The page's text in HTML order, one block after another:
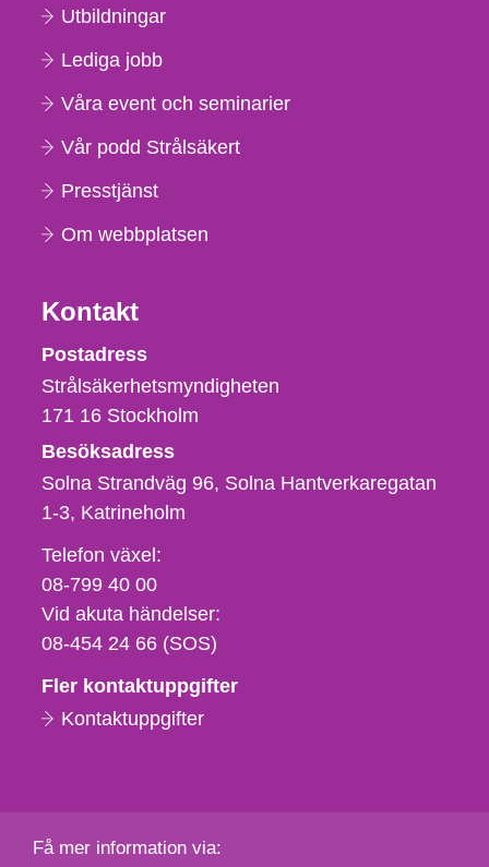
Utbildningar
Lediga jobb
Våra event och seminarier
Vår podd Strålsäkert
Presstjänst
Om webbplatsen
Kontakt
Strålsäkerhetsmyndigheten
Postadress
Strålsäkerhetsmyndigheten
171 16 Stockholm
Besöksadress
Solna Strandväg 96, Solna Hantverkaregatan
1-3 Katrineholm
Telefon,
fax
och
e-
Telefon växel:
08-799 40 00
Vid akuta händelser:
08-454 24 66 (SOS)
Fler kontaktuppgifter
Kontaktuppgifter
Få mer information via: